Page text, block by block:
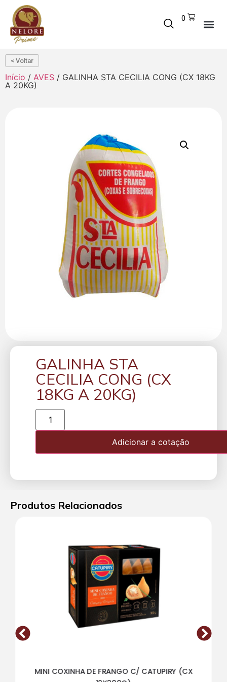
0
< Voltar
Início / AVES / GALINHA STA CECILIA CONG (CX 18KG
A 20KG)
GALINHA STA
CECILIA CONG (CX
18KG A 20KG)
Adicionar a cotação
Produtos Relacionados
MINI COXINHA DE FRANGO C/ CATUPIRY (CX